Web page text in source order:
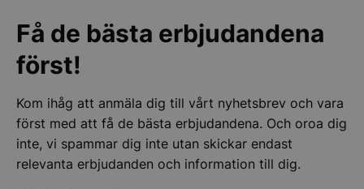
Få de bästa erbjudandena
först!
Kom ihåg att anmäla dig till vårt nyhetsbrev och vara
först med att få de bästa erbjudandena. Och oroa dig
inte, vi spammar dig inte utan skickar endast
relevanta erbjudanden och information till dig.
Strikt nödvändigt Prestanda
Inriktning
Strikt nödvändiga kakor tillåter
kärnwebbplatsfunktioner som användarinloggning
och kontohantering. Webbplatsen kan inte
användas ordentligt utan strikt nödvändiga cookies.
Namn
Leverantör